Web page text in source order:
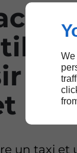
We
:
un
un taxi et